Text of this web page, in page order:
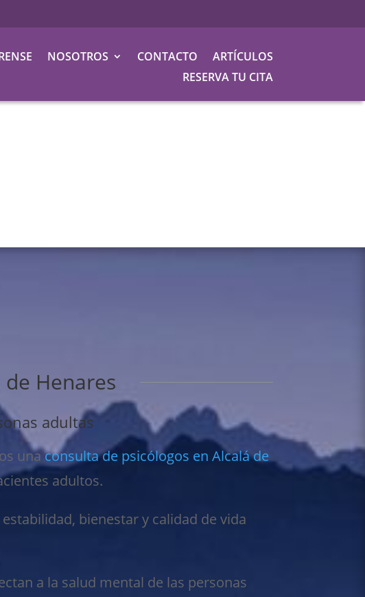
NOSOTROS CONTACTO
ARTÍCULOS
RESERVA TU CITA
Henares
adultas
unaconsulta de psicólogos en Alcalá de
adultos.
bienestar y calidad de vida
a la salud mental de las personas